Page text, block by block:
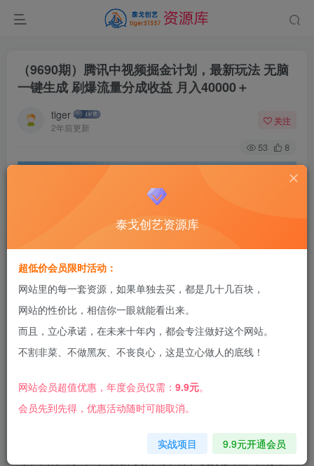
（9690期）腾讯中视频掘金计划，最新玩法 无脑
一键生成 刷爆流量分成收益 月入40000＋
tiger
2年前更新
关注
53 8
项目简介：
今天给大家带来最新项目“腾讯中视频掘金计划，
泰戈创艺资源库
超低价会员限时活动：
网站里的每一套资源，如果单独去买，都是几十几百块，
网站的性价比，相信你一眼就能看出来。
而且，立心承诺，在未来十年内，都会专注做好这个网站。
不割非菜、不做黑灰、不丧良心，这是立心做人的底线！
网站会员超值优惠，年度会员仅需： 9.9元。
会员先到先得，优惠活动随时可能取消。
实战项目 9.9元开通会员